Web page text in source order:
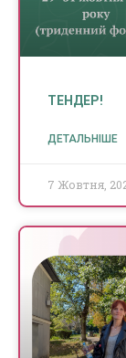
ТЕНДЕР!
ДЕТАЛЬНІШЕ
7 Жовтня,